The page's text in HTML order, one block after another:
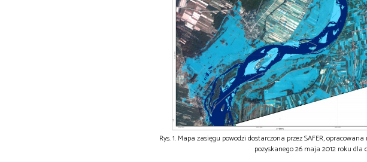
Rys. 1. Mapa zasięgu powodzi dostarczona przez SAFER,
pozyskanego 26 maja 2012 roku